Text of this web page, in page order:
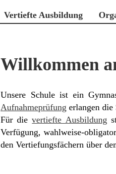
Vertiefte Ausbildung
Willkommen
Unsere Schule ist ein
Aufnahmeprüfung erlangen
Für dievertiefte Ausbildung
Verfügung, wahlweise-
den Vertiefungsfächern über